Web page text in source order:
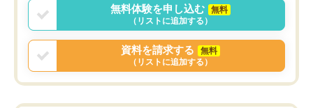
無料体験を申し込む
無料
（リストに追加する）
資料を請求する
無料
（リストに追加する）